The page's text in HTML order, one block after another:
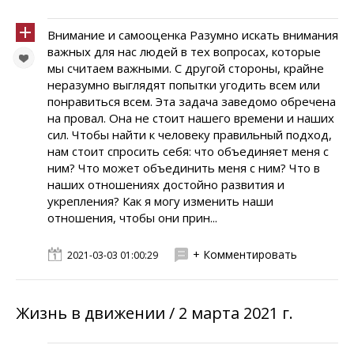
Внимание и самооценка Разумно искать внимания
важных для нас людей в тех вопросах, которые
мы считаем важными. С другой стороны, крайне
неразумно выглядят попытки угодить всем или
понравиться всем. Эта задача заведомо обречена
на провал. Она не стоит нашего времени и наших
сил. Чтобы найти к человеку правильный подход,
нам стоит спросить себя: что объединяет меня с
ним? Что может объединить меня с ним? Что в
наших отношениях достойно развития и
укрепления? Как я могу изменить наши
отношения, чтобы они прин...
2021-03-03 01:00:29 + Комментировать
Жизнь в движении / 2 марта 2021 г.